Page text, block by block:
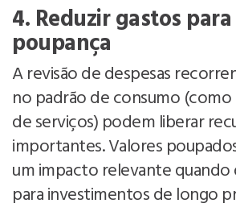
4. Reduzir gastos
poupança
A revisão de despesas
no padrão de consumo
de serviços) podem liberar
importantes. Valores
um impacto relevante
para investimentos de longo